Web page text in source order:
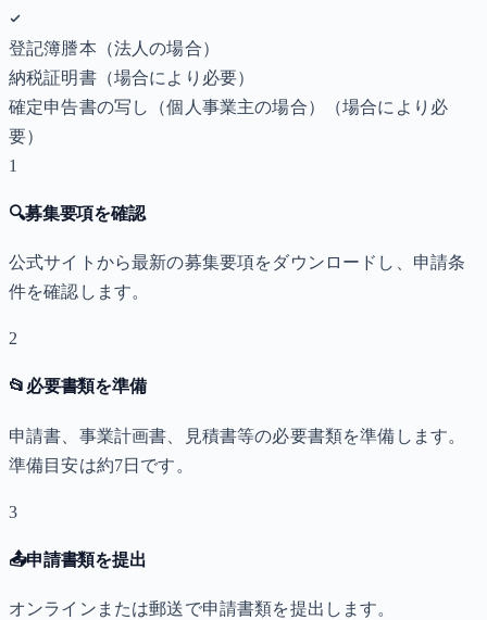
登記簿謄本（法人の場合）
納税証明書（場合により必要）
確定申告書の写し（個人事業主の場合）
（場合により必
要）
1
🔍募集要項を確認
公式サイトから最新の募集要項をダウンロードし、申請条
件を確認します。
2
📂 必要書類を準備
申請書、事業計画書、見積書等の必要書類を準備します。
準備目安は約7日です。
3
📤申請書類を提出
オンラインまたは郵送で申請書類を提出します。